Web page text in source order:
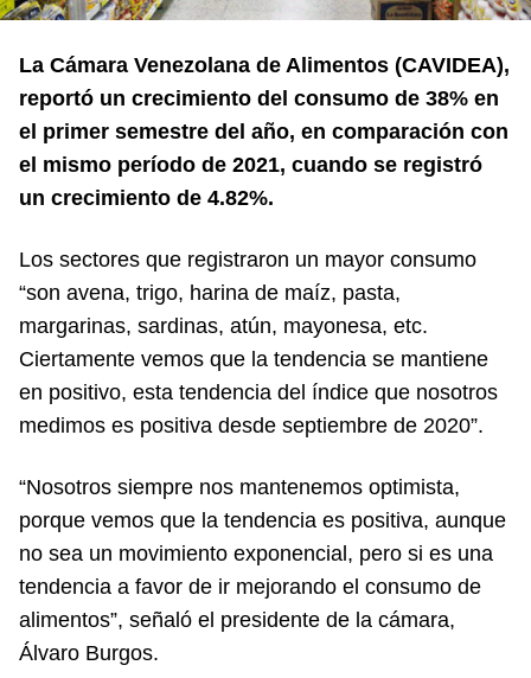
La Cámara Venezolana de Alimentos (CAVIDEA),
reportó un crecimiento del consumo de 38% en
el primer semestre del año, en comparación con
el mismo período de 2021, cuando se registró
un crecimiento de 4.82%.
Los sectores que registraron un mayor consumo
“son avena, trigo, harina de maíz, pasta,
margarinas, sardinas, atún, mayonesa, etc.
Ciertamente vemos que la tendencia se mantiene
en positivo, esta tendencia del índice que nosotros
medimos es positiva desde septiembre de 2020”.
“Nosotros siempre nos mantenemos optimista,
porque vemos que la tendencia es positiva, aunque
no sea un movimiento exponencial, pero si es una
tendencia a favor de ir mejorando el consumo de
alimentos”, señaló el presidente de la cámara,
Álvaro Burgos.